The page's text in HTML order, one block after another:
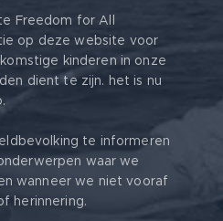
Freedom for All ❤️
op deze website voor
kinderen in onze
dient te zijn. het is nu
te informeren
waar we
wanneer we niet vooraf
herinnering.